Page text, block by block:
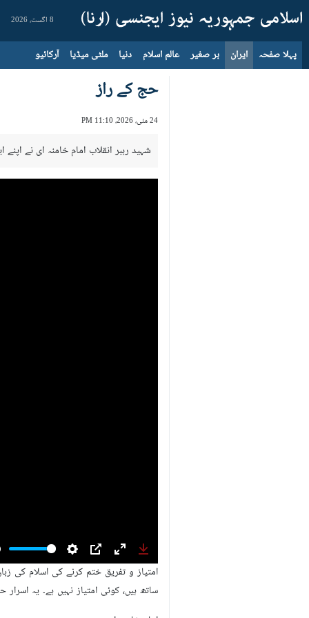
8 اگست، 2026
پہلا صفحہ ایران بر صغیر عالم اسلام دنیا ملٹی میڈیا آرکائیو
حج کے راز
24 مئی، 2026، 11:10 PM
شہید رہبر انقلاب امام خامنہ ای نے